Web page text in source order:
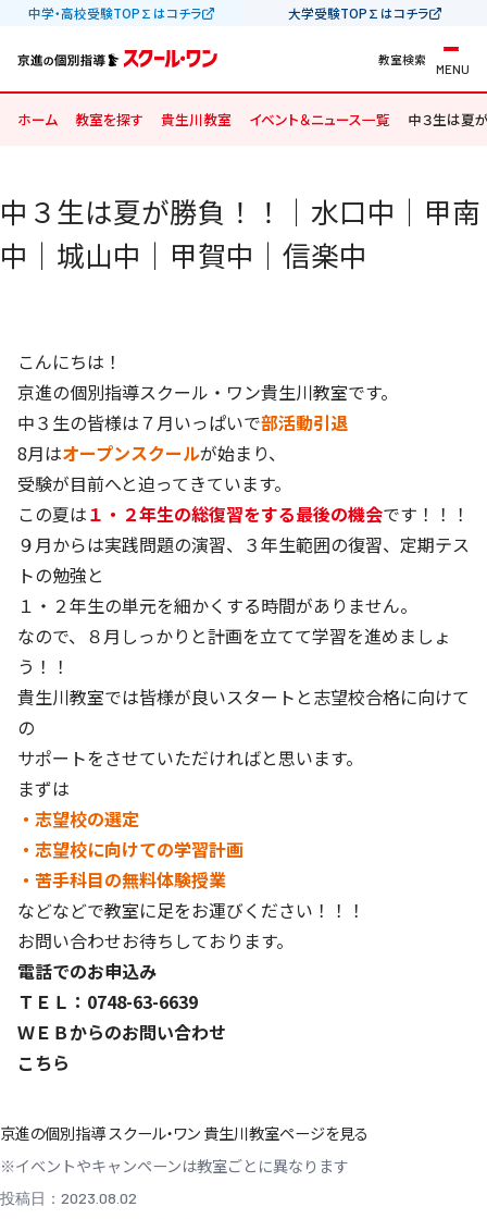
中学・高校受験TOP∑はコチラ 大学受験TOP∑はコチラ
教室検索
MENU
ホーム 教室を探す 貴生川教室 イベント＆ニュース一覧 中３生は夏
中３生は夏が勝負！！｜水口中｜甲南
中｜城山中｜甲賀中｜信楽中
こんにちは！
京進の個別指導スクール・ワン貴生川教室です。
中３生の皆様は７月いっぱいで部活動引退
8月はオープンスクールが始まり、
受験が目前へと迫ってきています。
この夏は１・２年生の総復習をする最後の機会です！！！
９月からは実践問題の演習、３年生範囲の復習、定期テス
トの勉強と
１・２年生の単元を細かくする時間がありません。
なので、８月しっかりと計画を立てて学習を進めましょ
う！！
貴生川教室では皆様が良いスタートと志望校合格に向けて
の
サポートをさせていただければと思います。
まずは
・志望校の選定
・志望校に向けての学習計画
・苦手科目の無料体験授業
などなどで教室に足をお運びください！！！
お問い合わせお待ちしております。
電話でのお申込み
ＴＥＬ：0748-63-6639
ＷＥＢからのお問い合わせ
こちら
京進の個別指導 スクール・ワン 貴生川教室ページを見る
※イベントやキャンペーンは教室ごとに異なります
投稿日：2023.08.02